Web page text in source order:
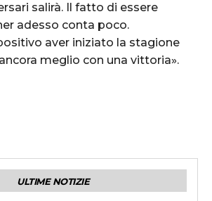
salirà. Il fatto di essere
adesso conta poco.
aver iniziato la stagione
meglio con una vittoria».
ULTIME NOTIZIE